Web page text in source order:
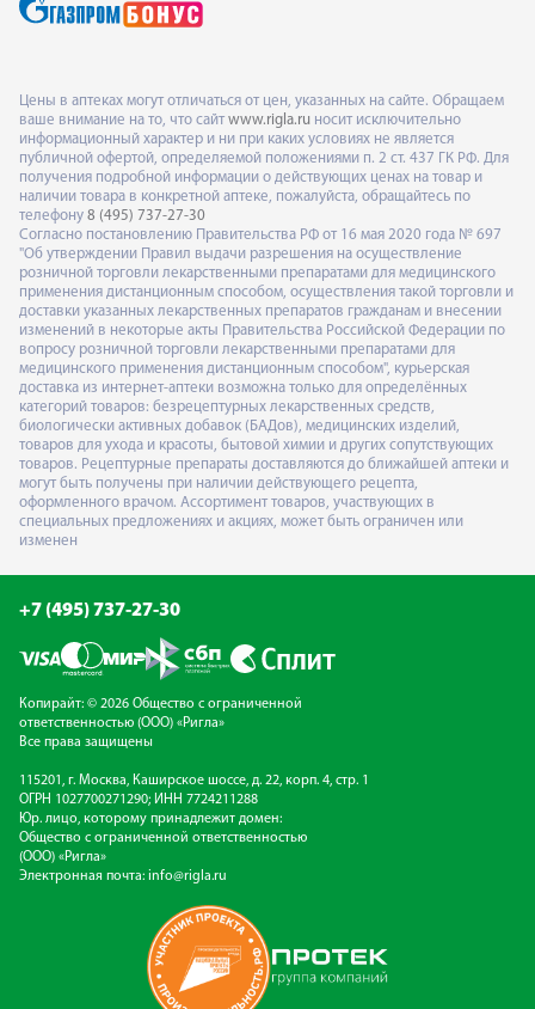
Цены в аптеках могут отличаться от цен, указанных на сайте. Обращаем
ваше внимание на то, что сайт www.rigla.ru носит исключительно
информационный характер и ни при каких условиях не является
публичной офертой, определяемой положениями п. 2 ст. 437 ГК РФ. Для
получения подробной информации о действующих ценах на товар и
наличии товара в конкретной аптеке, пожалуйста, обращайтесь по
телефону 8 (495) 737-27-30
Согласно постановлению Правительства РФ от 16 мая 2020 года № 697
"Об утверждении Правил выдачи разрешения на осуществление
розничной торговли лекарственными препаратами для медицинского
применения дистанционным способом, осуществления такой торговли и
доставки указанных лекарственных препаратов гражданам и внесении
изменений в некоторые акты Правительства Российской Федерации по
вопросу розничной торговли лекарственными препаратами для
медицинского применения дистанционным способом", курьерская
доставка из интернет-аптеки возможна только для определённых
категорий товаров: безрецептурных лекарственных средств,
биологически активных добавок (БАДов), медицинских изделий,
товаров для ухода и красоты, бытовой химии и других сопутствующих
товаров. Рецептурные препараты доставляются до ближайшей аптеки и
могут быть получены при наличии действующего рецепта,
оформленного врачом. Ассортимент товаров, участвующих в
специальных предложениях и акциях, может быть ограничен или
изменен
+7 (495) 737-27-30
Копирайт: © 2026 Общество с ограниченной
ответственностью (ООО) «Ригла»
Все права защищены
115201, г. Москва, Каширское шоссе, д. 22, корп. 4, стр. 1
ОГРН 1027700271290; ИНН 7724211288
Юр. лицо, которому принадлежит домен:
Общество с ограниченной ответственностью
(ООО) «Ригла»
Электронная почта: info@rigla.ru